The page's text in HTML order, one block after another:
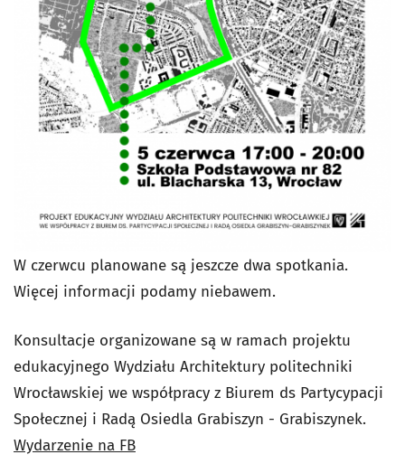
W czerwcu planowane są jeszcze dwa spotkania.
Więcej informacji podamy niebawem.
Konsultacje organizowane są w ramach projektu
edukacyjnego Wydziału Architektury politechniki
Wrocławskiej we współpracy z Biurem ds Partycypacji
Społecznej i Radą Osiedla Grabiszyn - Grabiszynek.
Wydarzenie na FB